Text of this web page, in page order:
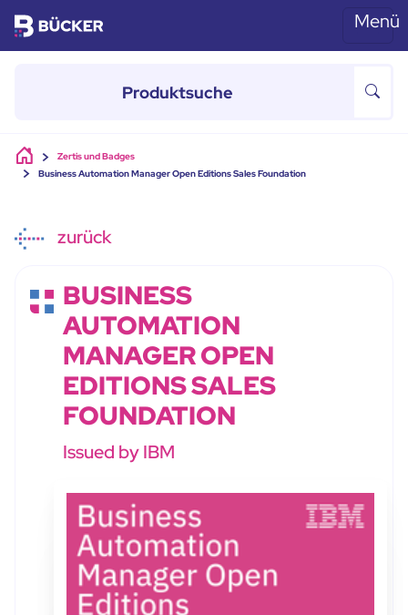
Skip to main content Menü
Zertis und Badges
Business Automation Manager Open Editions Sales Foundation
zurück
BUSINESS
AUTOMATION
MANAGER OPEN
EDITIONS SALES
FOUNDATION
Issued by IBM